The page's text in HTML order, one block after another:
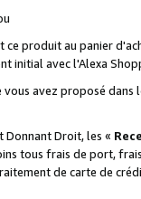
produit au panier
initial avec l'Alexa
avez proposé dans
Donnant Droit, les «
tous frais de port,
de carte de